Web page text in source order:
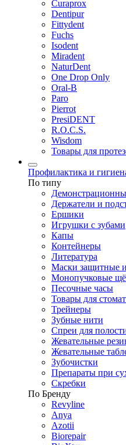
Curaprox
Dentipur
Fittydent
Fuchs
Isodent
Miradent
NaturDent
One Drop Only
Oral-B
Paro
Pierrot
PresiDENT
R.O.C.S.
Wisdom
Товары для
Профилактика и
По типу
Держатели и
Ершики
Игрушки с зубами
Капы
Контейнеры
Литература
Маски защитные
Монопучковые
Песочные часы
Товары для
Трейнеры
Зубные нити
Спреи для
Жевательные
Жевательные
Зубочистки
Препараты при
Скребки
По Бренду
Revyline
Anya
Azotii
Biorepair